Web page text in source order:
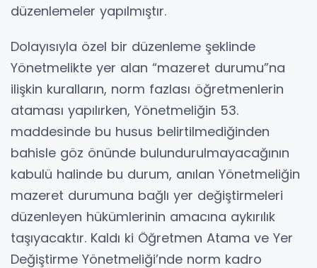
düzenlemeler yapılmıştır.
Dolayısıyla özel bir düzenleme şeklinde
Yönetmelikte yer alan “mazeret durumu”na
ilişkin kuralların, norm fazlası öğretmenlerin
ataması yapılırken, Yönetmeliğin 53.
maddesinde bu husus belirtilmediğinden
bahisle göz önünde bulundurulmayacağının
kabulü halinde bu durum, anılan Yönetmeliğin
mazeret durumuna bağlı yer değiştirmeleri
düzenleyen hükümlerinin amacına aykırılık
taşıyacaktır. Kaldı ki Öğretmen Atama ve Yer
Değiştirme Yönetmeliği’nde norm kadro